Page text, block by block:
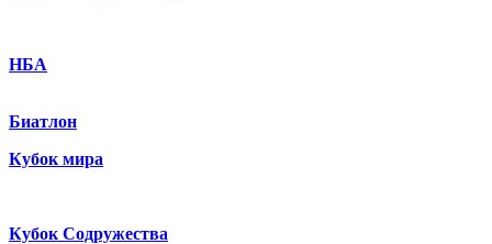
НБА
Биатлон
Кубок мира
Кубок Содружества